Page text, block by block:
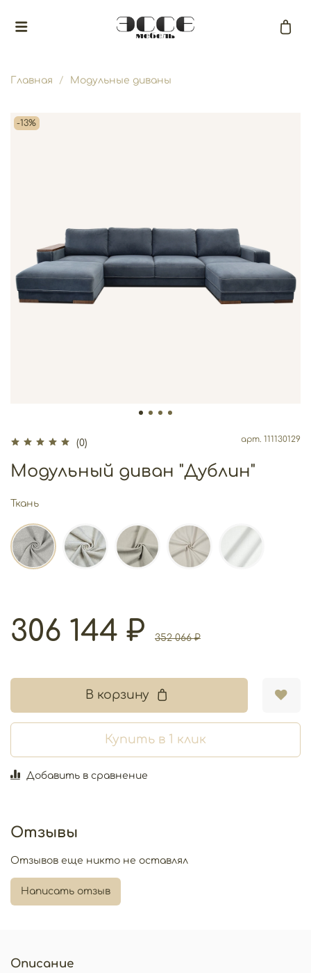
Главная Модульные диваны
-13%
(0) арт. 111130129
Модульный диван "Дублин"
Ткань
306 144 ₽ 352 066 ₽
В корзину
Купить в 1 клик
Добавить в сравнение
Отзывы
Отзывов еще никто не оставлял
Написать отзыв
Описание